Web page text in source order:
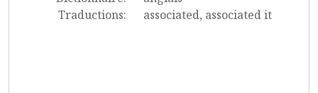
Traductions:
associated, associated it